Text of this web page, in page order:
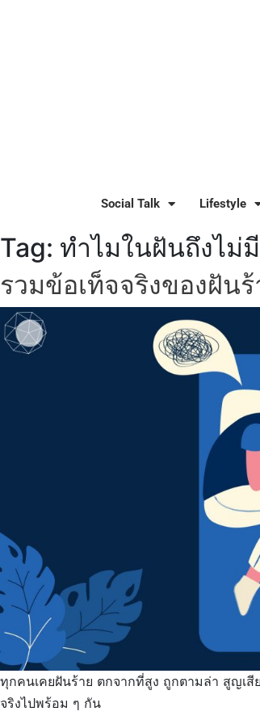
Social Talk Lifestyle
Tag: ทำไมในฝันถึงไม่
รวมข้อเท็จจริงของฝัน
ทุกคนเคยฝันร้าย ตกจากที่สูง ถูกตามล่า สูญเ
จริงไปพร้อม ๆ กัน